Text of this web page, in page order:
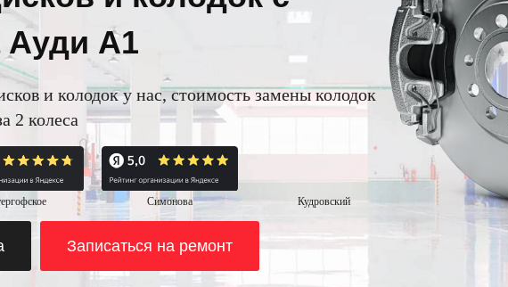
Ауди A1
и колодок у нас, стоимость замены колодок
2 колеса
Симонова Кудровский
Записаться на ремонт